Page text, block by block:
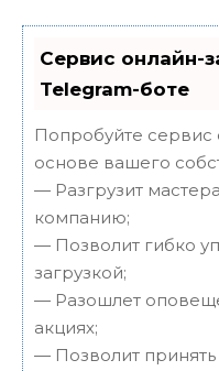
Сервис онлайн-
Telegram-боте
Попробуйте сервис
основе вашего
— Разгрузит
компанию;
— Позволит гибко
загрузкой;
— Разошлет
акциях;
— Позволит принять